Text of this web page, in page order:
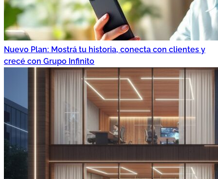
Nuevo Plan: Mostrá tu historia, conecta con clientes y
crecé con Grupo Infinito